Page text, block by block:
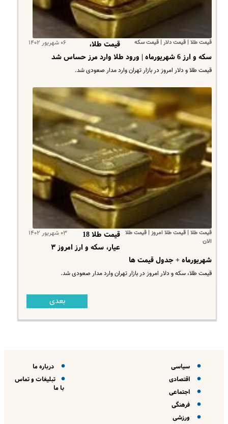
قیمت طلا | قیمت دلار | قیمت سکه ۰۶ شهریور ۱۴۰۲
قیمت طلا،
سکه و ارز 6 شهریورماه | ورود طلا وارد مرز حساس شد
قیمت طلا و دلار امروز در بازار تهران وارد مدار صعودی شد.
قیمت طلا | قیمت طلا امروز | قیمت طلا
الان
۰۳ شهریور ۱۴۰۲
قیمت طلا 18
عیار، سکه و ارز امروز ۳
شهریورماه + جدول قیمت ها
قیمت طلا، سکه و دلار امروز در بازار تهران وارد مدار صعودی شد.
بعدی
سیاسی
اقتصادی
اجتماعی
فرهنگی
ورزشی
درباره ما
تبلیغات و تماس
با ما